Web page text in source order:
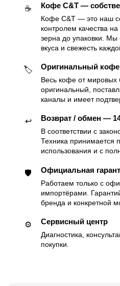
☕️ Кофе C&T —
Кофе C&T — это наш
контролем качества
зерна до упаковки. Мы
вкуса и свежесть
🏷 Оригинальный
Весь кофе от
оригинальный,
каналы и имеет
↩️ Возврат / обмен —
В соответствии с
Техника принимается
использования и с
🛡 Официальная
Работаем только с
импортёрами.
бренда и конкретной
⚙️ Сервисный центр
Диагностика,
покупки.